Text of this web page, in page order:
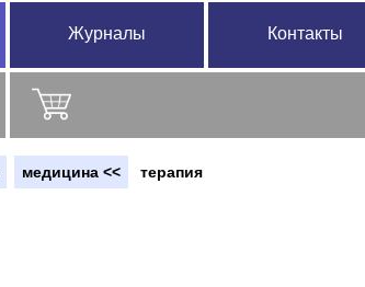
Журналы Контакты
медицина << терапия